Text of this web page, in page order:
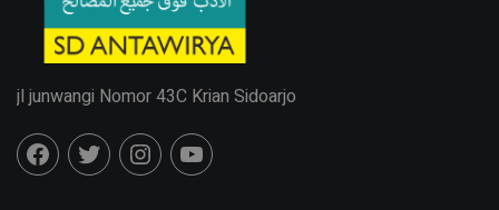
jl junwangi Nomor 43C Krian Sidoarjo